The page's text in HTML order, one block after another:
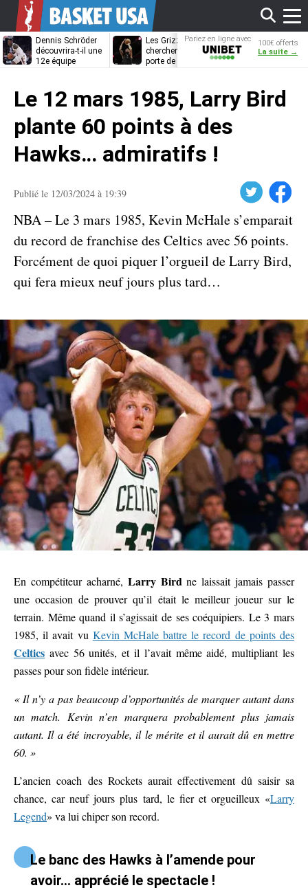
Dennis Schröder
découvrira-t-il une
12e équipe
Les Grizzlies
cherchent déjà une
porte de sortie
Dwane Casey
bientôt coach
Pariez en ligne avec
Unibet
100€ offerts
La suite →
Le 12 mars 1985, Larry Bird
plante 60 points à des
Hawks… admiratifs !
Publié le 12/03/2024 à 19:39 Facebook
NBA – Le 3 mars 1985, Kevin McHale s’emparait
du record de franchise des Celtics avec 56 points.
Forcément de quoi piquer l’orgueil de Larry Bird,
qui fera mieux neuf jours plus tard…
En compétiteur acharné, Larry Birdne laissait jamais passer
une occasion de prouver qu’il était le meilleur joueur sur le
terrain. Même quand il s’agissait de ses coéquipiers. Le 3 mars
1985, il avait vu Kevin McHale battre le record de points des
Celtics avec 56 unités, et il l’avait même aidé, multipliant les
passes pour son fidèle intérieur.
« Il n’y a pas beaucoup d’opportunités de marquer autant dans
un match. Kevin n’en marquera probablement plus jamais
autant. Il a été incroyable, il le mérite et il aurait dû en mettre
60. »
L’ancien coach des Rockets aurait effectivement dû saisir sa
chance, car neuf jours plus tard, le fier et orgueilleux «Larry
Legend» va lui chiper son record.
Le banc des Hawks à l’amende pour
avoir… apprécié le spectacle !